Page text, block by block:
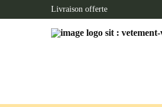
to
to
Livraison offerte